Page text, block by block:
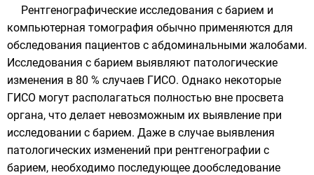
Рентгенографические исследования с барием и
компьютерная томография обычно применяются для
обследования пациентов с абдоминальными жалобами.
Исследования с барием выявляют патологические
изменения в 80 % случаев ГИСО. Однако некоторые
ГИСО могут располагаться полностью вне просвета
органа, что делает невозможным их выявление при
исследовании с барием. Даже в случае выявления
патологических изменений при рентгенографии с
барием, необходимо последующее дообследование